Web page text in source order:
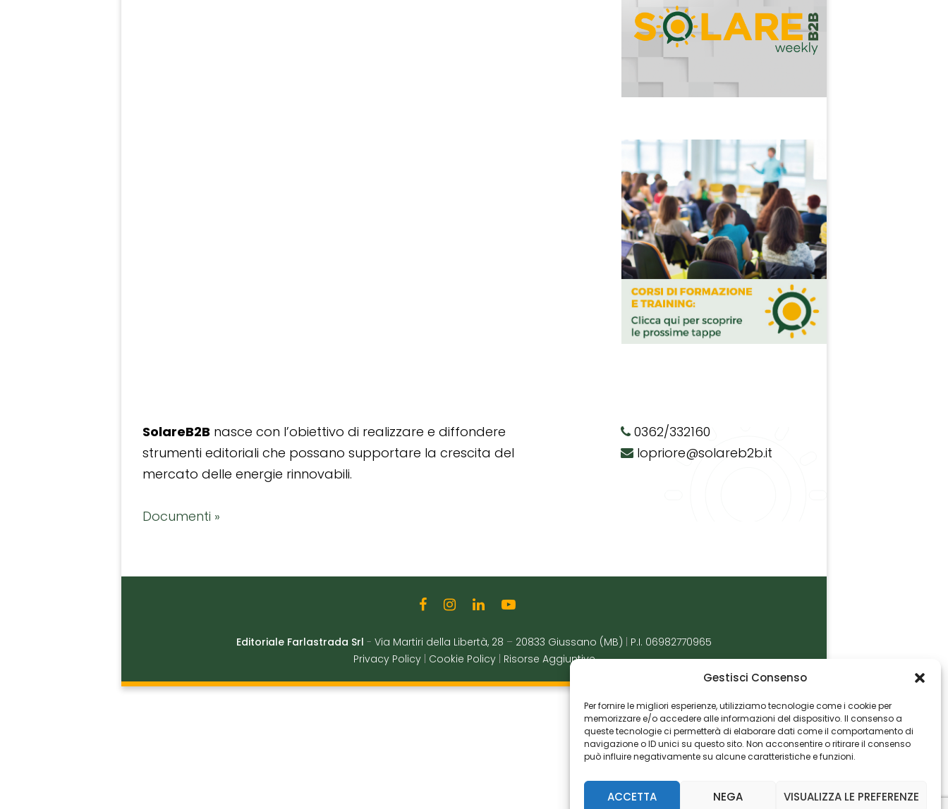
Gestisci Consenso
Per fornire le migliori esperienze, utilizziamo tecnologie come i cookie per
memorizzare e/o accedere alle informazioni del dispositivo. Il consenso a
queste tecnologie ci permetterà di elaborare dati come il comportamento di
navigazione o ID unici su questo sito. Non acconsentire o ritirare il consenso
può influire negativamente su alcune caratteristiche e funzioni.
ACCETTA NEGA VISUALIZZA LE PREFERENZE
SolareB2B nasce con l’obiettivo di realizzare e diffondere
strumenti editoriali che possano supportare la crescita del
mercato delle energie rinnovabili.
Documenti »
0362/332160
lopriore@solareb2b.it
Editoriale Farlastrada Srl - Via Martiri della Libertà, 28 – 20833 Giussano (MB)
P.I. 06982770965
Privacy Policy
Cookie Policy Risorse Aggiuntive